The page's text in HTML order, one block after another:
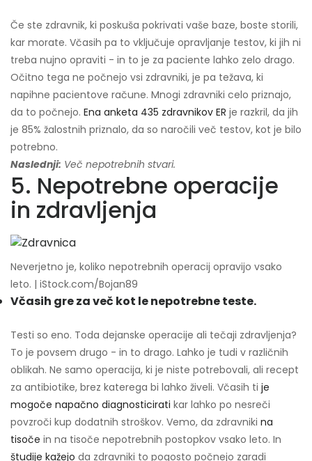
Če ste zdravnik, ki poskuša pokrivati ​​vaše baze, boste storili,
kar morate. Včasih pa to vključuje opravljanje testov, ki jih ni
treba nujno opraviti - in to je za paciente lahko zelo drago.
Očitno tega ne počnejo vsi zdravniki, je pa težava, ki
napihne pacientove račune. Mnogi zdravniki celo priznajo,
da to počnejo. Ena anketa 435 zdravnikov ER je razkril, da jih
je 85% žalostnih priznalo, da so naročili več testov, kot je bilo
potrebno.
Naslednji: Več nepotrebnih stvari.
5. Nepotrebne operacije
in zdravljenja
Neverjetno je, koliko nepotrebnih operacij opravijo vsako
leto. | iStock.com/Bojan89
Včasih gre za več kot le nepotrebne teste.
Testi so eno. Toda dejanske operacije ali tečaji zdravljenja?
To je povsem drugo - in to drago. Lahko je tudi v različnih
oblikah. Ne samo operacija, ki je niste potrebovali, ali recept
za antibiotike, brez katerega bi lahko živeli. Včasih ti je
mogoče napačno diagnosticirati kar lahko po nesreči
povzroči kup dodatnih stroškov. Vemo, da zdravniki na
tisoče in na tisoče nepotrebnih postopkov vsako leto. In
študije kažejo da zdravniki to pogosto počnejo zaradi